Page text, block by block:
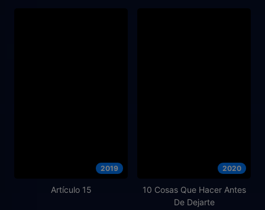
2019
Artículo 15
2020
10 Cosas Que Hacer Antes
De Dejarte